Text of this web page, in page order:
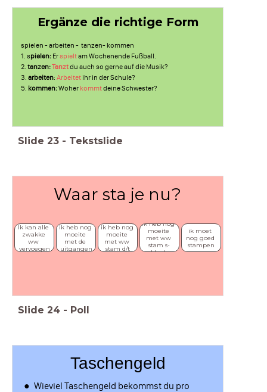
Ergänze die richtige Form
spielen - arbeiten - tanzen- kommen
1. spielen:Erspieltam Wochenende Fußball.
2. tanzen:Tanztdu auch so gerne auf die Musik?
3. arbeiten: Arbeitetihr in der Schule?
5. kommen:Woher kommtdeine Schwester?
Slide 23 - Tekstslide
Waar sta je nu?
Ik kan alle
zwakke
ww
vervoegen
ik heb nog
moeite
met de
uitgangen
ik heb nog
moeite
met ww
stam d/t
ik heb nog
moeite
met ww
stam s-
klank
ik moet
nog goed
stampen
Slide 24 - Poll
Taschengeld
Wieviel Taschengeld bekommst du pro